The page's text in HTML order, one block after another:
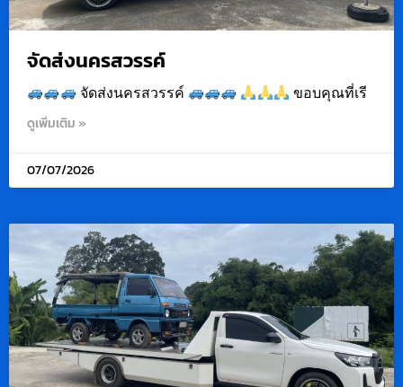
จัดส่งนครสวรรค์
จัดส่งนครสวรรค์ ขอบคุณที่เรี
ดูเพิ่มเติม »
07/07/2026